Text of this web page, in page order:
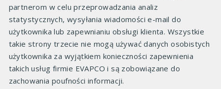
partnerom w celu przeprowadzania analiz
statystycznych, wysyłania wiadomości e-mail do
użytkownika lub zapewnianiu obsługi klienta. Wszystkie
takie strony trzecie nie mogą używać danych osobistych
użytkownika za wyjątkiem konieczności zapewnienia
takich usług firmie EVAPCO i są zobowiązane do
zachowania poufności informacji.